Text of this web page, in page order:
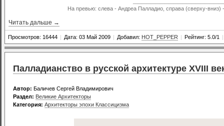
На превью: слева - Андреа Палладио, справа (сверху-вниз)
Читать дальше →
Просмотров: 16444 | Дата: 03 Май 2009 | Добавил: HOT_PEPPER | Рейтинг: 5.0/1 |
Палладианство в русской архитектуре XVIII
Автор: Баличев Сергей Владимирович
Раздел: Великие Архитекторы
Категория: Архитекторы эпохи Классицизма